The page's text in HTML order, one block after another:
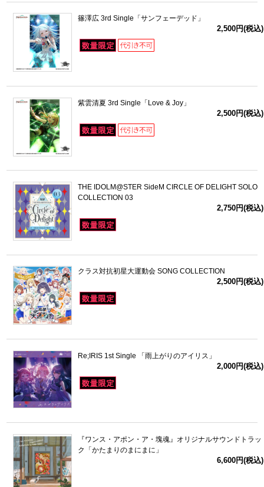
篠澤広 3rd Single「サンフェーデッド」
2,500円(税込)
紫雲清夏 3rd Single「Love & Joy」
2,500円(税込)
THE IDOLM@STER SideM CIRCLE OF DELIGHT SOLO
COLLECTION 03
2,750円(税込)
クラス対抗初星大運動会 SONG COLLECTION
2,500円(税込)
Re;IRIS 1st Single 「雨上がりのアイリス」
2,000円(税込)
『ワンス・アポン・ア・塊魂』オリジナルサウンドトラッ
ク「かたまりのまにまに」
6,600円(税込)